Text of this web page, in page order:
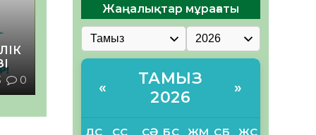
0
Жаңалықтар мұрағаты
«
ТАМЫЗ
2026
»
ДС СС СӘ БС ЖМ СБ ЖС